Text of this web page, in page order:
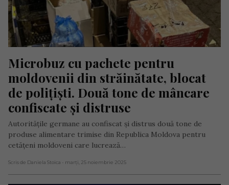
Microbuz cu pachete pentru
moldovenii din străinătate, blocat
de polițiști. Două tone de mâncare
confiscate și distruse
Autoritățile germane au confiscat și distrus două tone de
produse alimentare trimise din Republica Moldova pentru
cetățeni moldoveni care lucrează…
Scris de Daniela Stoica - marți, 25 noiembrie 2025